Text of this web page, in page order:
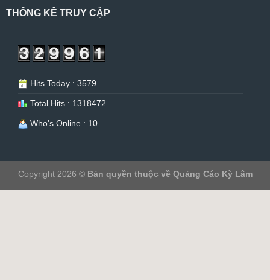
THỐNG KÊ TRUY CẬP
Hits Today : 3579
Total Hits : 1318472
Who's Online : 10
Copyright 2026 © Bản quyền thuộc về Quảng Cáo Kỳ Lâm